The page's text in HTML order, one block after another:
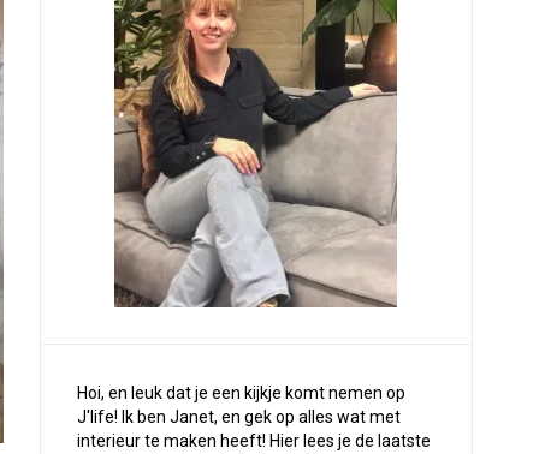
Hoi, en leuk dat je een kijkje komt nemen op
J'life! Ik ben Janet, en gek op alles wat met
interieur te maken heeft! Hier lees je de laatste